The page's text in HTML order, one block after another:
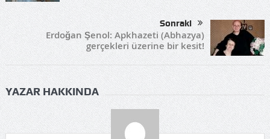
Sonraki
Erdoğan Şenol: Apkhazeti (Abhazya)
gerçekleri üzerine bir kesit!
YAZAR HAKKINDA